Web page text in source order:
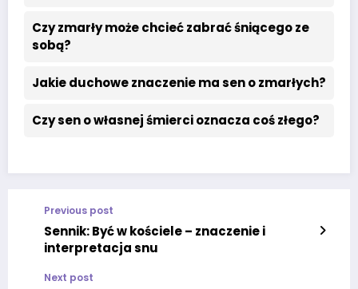
Czy zmarły może chcieć zabrać śniącego ze
sobą?
Jakie duchowe znaczenie ma sen o zmarłych?
Czy sen o własnej śmierci oznacza coś złego?
Previous post
Sennik: Być w kościele – znaczenie i
interpretacja snu
Next post